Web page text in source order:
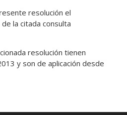
resolución el
la citada consulta
resolución tienen
y son de aplicación desde